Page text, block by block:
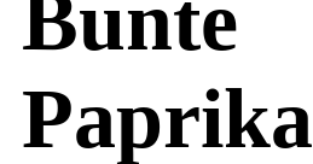
Bunte
Paprika